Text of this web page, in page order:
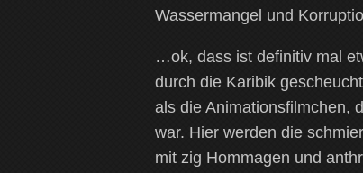
Wassermangel und
…ok, dass ist definitiv mal
durch die Karibik
als die Animationsfilmchen,
war. Hier werden die
mit zig Hommagen und